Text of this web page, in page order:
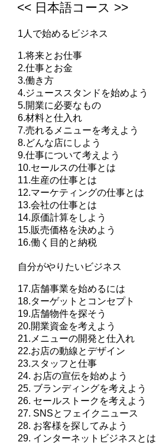
1人で始めるビジネス
1.将来とお仕事
2.仕事とお金
3.働き方
4.ジューススタンドを始めよう
5.開業に必要なもの
6.材料と仕入れ
7.売れるメニューを考えよう
8.どんな店にしよう
9.仕事について考えよう
10.セールスの仕事とは
11.生産の仕事とは
12.マーケティングの仕事とは
13.会社の仕事とは
14.原価計算をしよう
15.販売価格を決めよう
16.働く目的と納税
自分がやりたいビジネス
17.店舗事業を始めるには
18.ターゲットとコンセプト
19.店舗物件を探そう
20.開業資金を考えよう
21.メニューの開発と仕入れ
22.お店の動線とデザイン
23.スタッフと仕事
24. お店の宣伝を始めよう
25. ブランディングを考えよう
26. セールストークを考えよう
27. SNSとフェイクニュース
28. お客様を探してみよう
29. インターネットビジネスとは
​<< 日本語コース >>